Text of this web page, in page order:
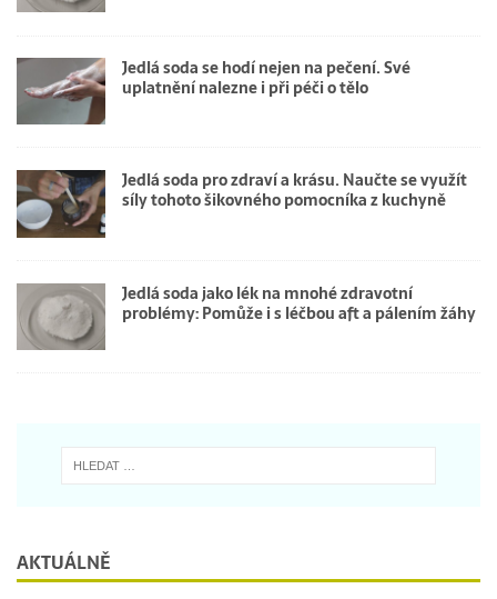
Jedlá soda se hodí nejen na pečení. Své
uplatnění nalezne i při péči o tělo
Jedlá soda pro zdraví a krásu. Naučte se využít
síly tohoto šikovného pomocníka z kuchyně
Jedlá soda jako lék na mnohé zdravotní
problémy: Pomůže i s léčbou aft a pálením žáhy
AKTUÁLNĚ